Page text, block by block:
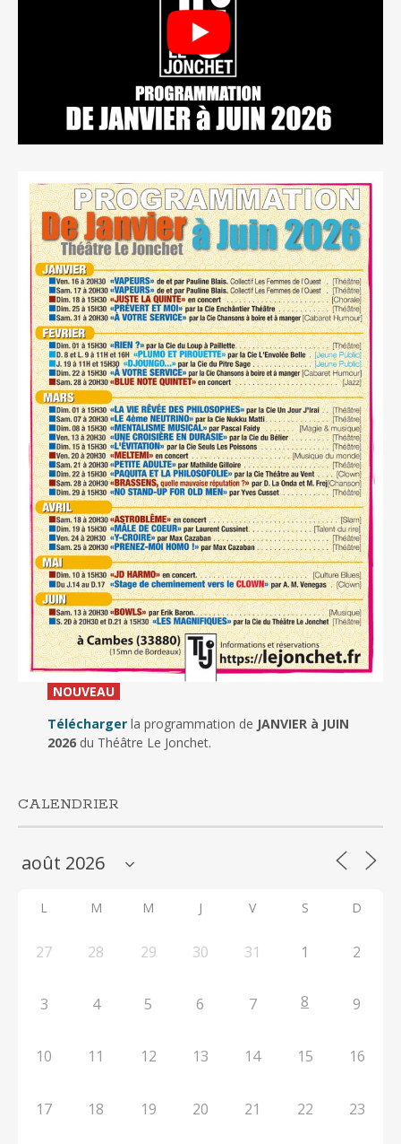
NOUVEAU_
Télécharger la programmation de JANVIER à JUIN
2026du Théâtre Le Jonchet.
CALENDRIER
L M M J V S D
27 28 29 30 31 1 2
3 4 5 6 7 8 9
10 11 12 13 14 15 16
17 18 19 20 21 22 23